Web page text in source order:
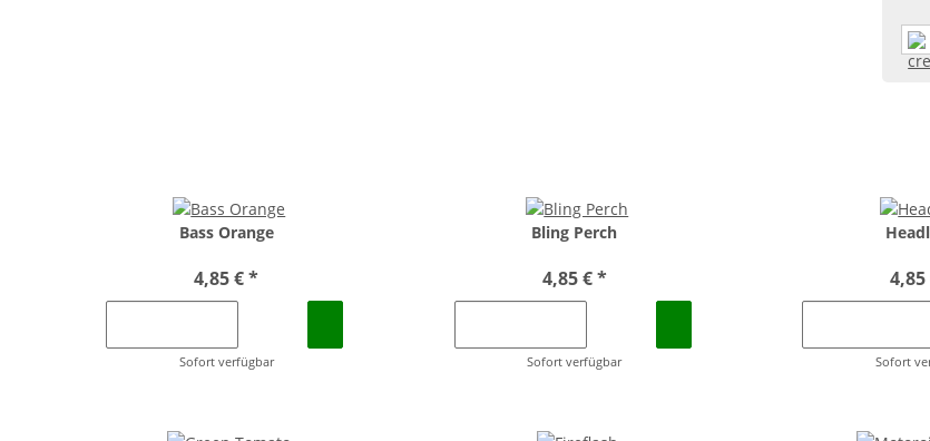
Bass Orange
4,85 €*
Sofort verfügbar
Bling Perch
4,85 €*
Sofort verfügbar Sofort